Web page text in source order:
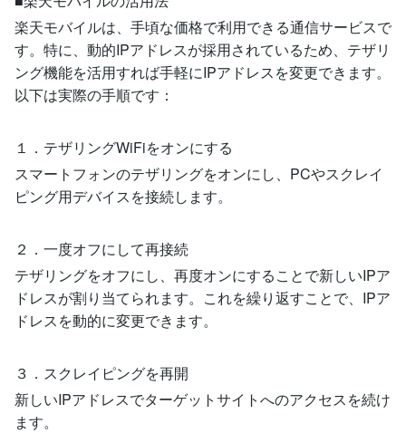
楽天モバイルは、手頃な価格で利用できる通信サービスで
す。特に、動的IPアドレスが採用されているため、テザリ
ング機能を活用すれば手軽にIPアドレスを変更できます。
以下は実際の手順です：
１．テザリングWiFiをオンにする
スマートフォンのテザリングをオンにし、PCやスクレイ
ピング用デバイスを接続します。
２．一度オフにして再接続
テザリングをオフにし、再度オンにすることで新しいIPア
ドレスが割り当てられます。これを繰り返すことで、IPア
ドレスを動的に変更できます。
３．スクレイピングを再開
新しいIPアドレスでターゲットサイトへのアクセスを続け
ます。